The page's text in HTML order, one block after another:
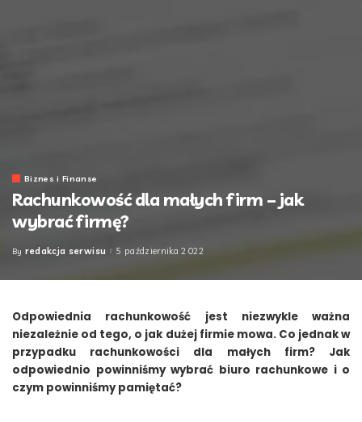
Biznes i Finanse
Rachunkowość dla małych firm – jak
wybrać firmę?
Posted
By redakcja serwisu 5 października 2022
Odpowiednia rachunkowość jest niezwykle ważna
niezależnie od tego, o jak dużej firmie mowa. Co jednak w
przypadku rachunkowości dla małych firm? Jak
odpowiednio powinniśmy wybrać biuro rachunkowe i o
czym powinniśmy pamiętać?